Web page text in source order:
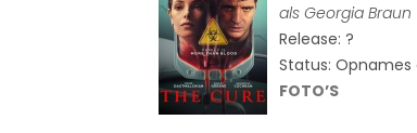
alsGeorgia Braun
Release: ?
Status:
FOTO’S